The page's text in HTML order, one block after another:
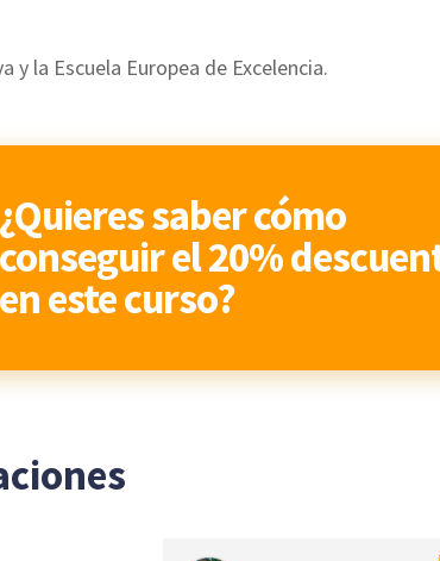
y la Escuela Europea de Excelencia.
¿Quieres saber cómo
conseguir el 20%
en este curso?